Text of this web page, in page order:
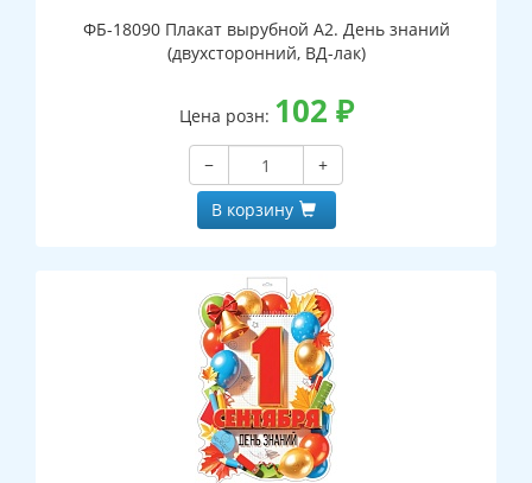
ФБ-18090 Плакат вырубной А2. День знаний
(двухсторонний, ВД-лак)
Цена розн: 102 ₽
−
+
В корзину